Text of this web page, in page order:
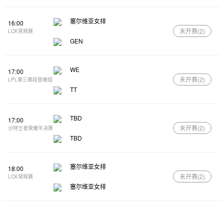
16:00
LCK常规赛
塞尔维亚女排
GEN
未开赛(2)
17:00
LPL第三赛段登峰组
WE
TT
未开赛(2)
17:00
沙特王者荣耀半决赛
TBD
TBD
未开赛(2)
18:00
LCK常规赛
塞尔维亚女排
塞尔维亚女排
未开赛(2)